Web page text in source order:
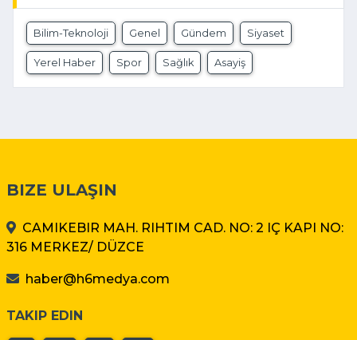
Bilim-Teknoloji Genel Gündem Siyaset
Yerel Haber Spor Sağlık Asayiş
BIZE ULAŞIN
CAMIKEBIR MAH. RIHTIM CAD. NO: 2 IÇ KAPI NO:
316 MERKEZ/ DÜZCE
haber@h6medya.com
TAKIP EDIN